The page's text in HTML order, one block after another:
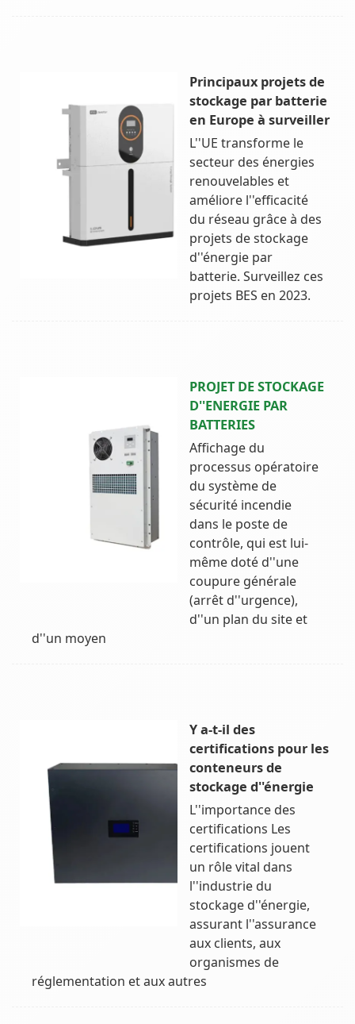
Principaux projets de
stockage par batterie
en Europe à surveiller
L''UE transforme le
secteur des énergies
renouvelables et
améliore l''efficacité
du réseau grâce à des
projets de stockage
d''énergie par
batterie. Surveillez ces
projets BES en 2023.
PROJET DE STOCKAGE
D''ENERGIE PAR
BATTERIES
Affichage du
processus opératoire
du système de
sécurité incendie
dans le poste de
contrôle, qui est lui-
même doté d''une
coupure générale
(arrêt d''urgence),
d''un plan du site et
d''un moyen
Y a-t-il des
certifications pour les
conteneurs de
stockage d''énergie
L''importance des
certifications Les
certifications jouent
un rôle vital dans
l''industrie du
stockage d''énergie,
assurant l''assurance
aux clients, aux
organismes de
réglementation et aux autres